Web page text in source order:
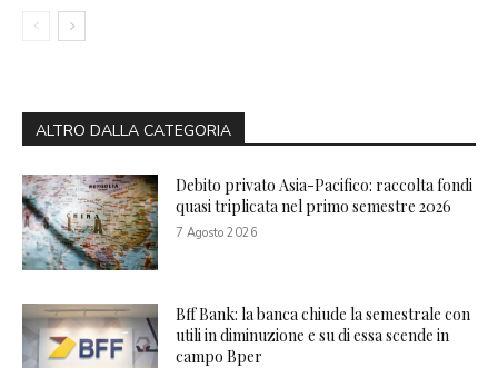
ALTRO DALLA CATEGORIA
Debito privato Asia-Pacifico: raccolta fondi
quasi triplicata nel primo semestre 2026
7 Agosto 2026
Bff Bank: la banca chiude la semestrale con
utili in diminuzione e su di essa scende in
campo Bper